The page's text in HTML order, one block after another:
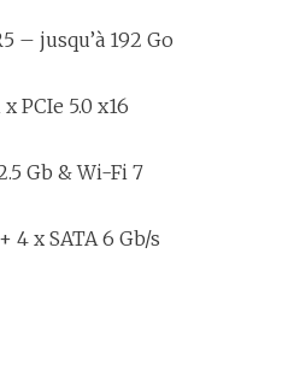
– jusqu’à 192 Go
PCIe 5.0 x16
Gb & Wi-Fi 7
4 x SATA 6 Gb/s